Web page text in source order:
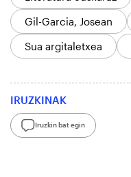
Gil-Garcia, Josean
Sua argitaletxea
IRUZKINAK
Iruzkin bat egin